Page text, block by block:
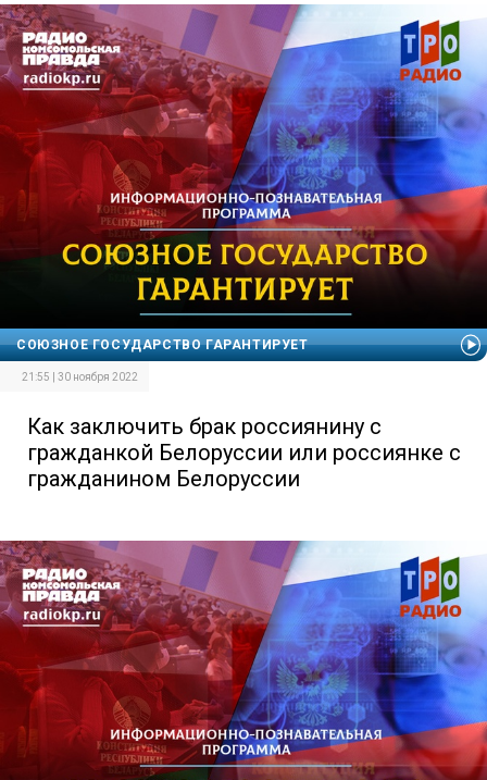
СОЮЗНОЕ ГОСУДАРСТВО ГАРАНТИРУЕТ
21:55 | 30 ноября 2022
Как заключить брак россиянину с
гражданкой Белоруссии или россиянке с
гражданином Белоруссии